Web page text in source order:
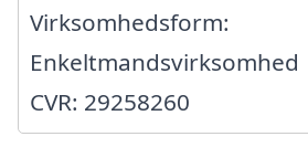
Virksomhedsform:
Enkeltmandsvirksomhed
CVR: 29258260